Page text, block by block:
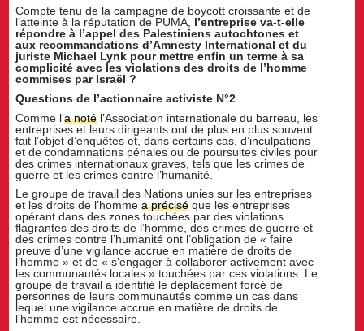
Compte tenu de la campagne de boycott croissante et de
l’atteinte à la réputation de PUMA, l’entreprise va-t-elle
répondre à l’appel des Palestiniens autochtones et
aux recommandations d’Amnesty International et du
juriste Michael Lynk pour mettre enfin un terme à sa
complicité avec les violations des droits de l’homme
commises par Israël ?
Questions de l’actionnaire activiste N°2
Comme l’a noté l’Association internationale du barreau, les
entreprises et leurs dirigeants ont de plus en plus souvent
fait l’objet d’enquêtes et, dans certains cas, d’inculpations
et de condamnations pénales ou de poursuites civiles pour
des crimes internationaux graves, tels que les crimes de
guerre et les crimes contre l’humanité.
Le groupe de travail des Nations unies sur les entreprises
et les droits de l’hommea précisé que les entreprises
opérant dans des zones touchées par des violations
flagrantes des droits de l’homme, des crimes de guerre et
des crimes contre l’humanité ont l’obligation de « faire
preuve d’une vigilance accrue en matière de droits de
l’homme » et de « s’engager à collaborer activement avec
les communautés locales » touchées par ces violations. Le
groupe de travail a identifié le déplacement forcé de
personnes de leurs communautés comme un cas dans
lequel une vigilance accrue en matière de droits de
l’homme est nécessaire.